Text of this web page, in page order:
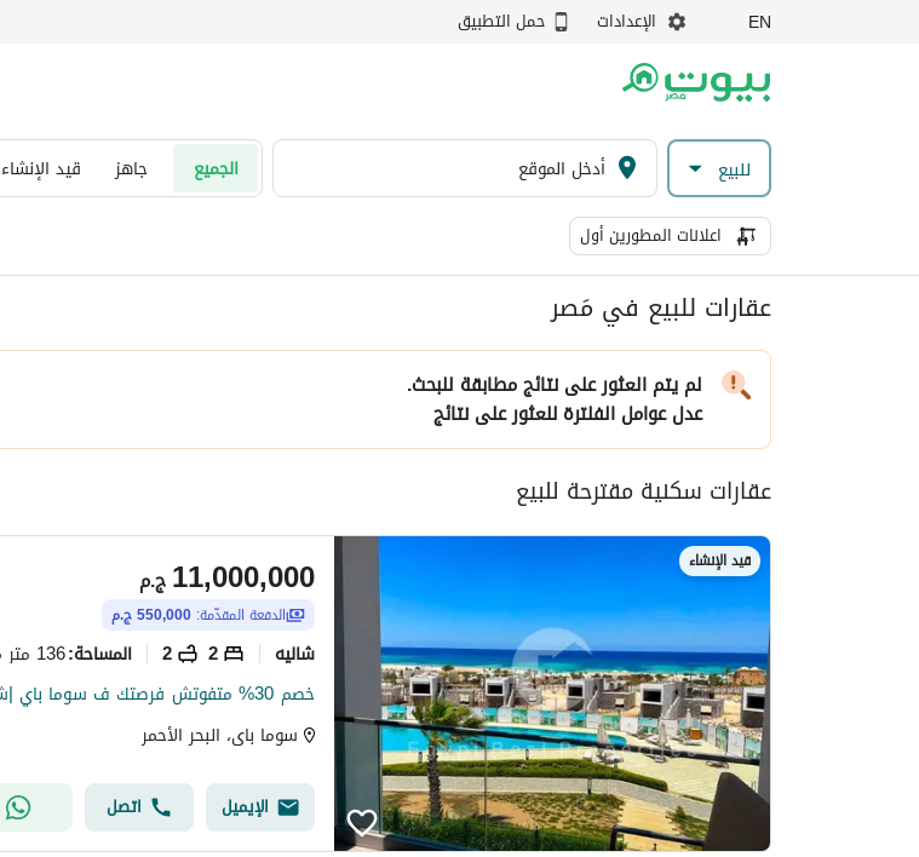
EN الإعدادات حمل التطبيق
للبيع الجميع جاهز قيد الإنشاء
اعلانات المطورين أول
عقارات للبيع في مَصر
لم يتم العثور على نتائج مطابقة للبحث.
عدل عوامل الفلترةللعثور على نتائج
عقارات سكنية مقترحة للبيع
قيد الإنشاء
ج.م11,000,000
الدفعة المقدّمة: 550,000 ج.م
شاليه 2
2 المساحة:136 متر مربع
سوما باى، البحر الأحمر
الإيميل اتصل